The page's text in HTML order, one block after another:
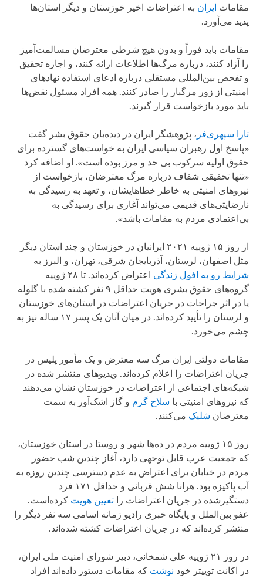
مقامات ایران به اعتراضات اخیر خوزستان و دیگر استان‌ها
پدید می‌آورد.
مقامات باید فوراً و بدون هیچ شرطی معترضان مسالمت‌آمیز
را آزاد کنند، درباره مرگ‌ها اطلاعات ارائه کنند، و اجازه تحقیق
و تفحص بین‌المللی مستقلی درباره ادعای استفاده نهادهای
امنیتی از زور مرگبار را صادر کنند. همه افراد مسئول نقض‌ها
باید مورد بازخواست قرار گیرند.
تارا سپهری‌فر ، پژوهشگر ایران در دیده‌بان حقوق بشر گفت
«پاسخ اول رهبران سیاسی ایران به خواست‌های گسترده برای
حقوق اولیه سرکوب بی حد و مرز بوده است». او اضافه کرد
«تنها تحقیقی شفاف درباره مرگ معترضان، بازخواست از
نیروهای امنیتی به خاطر خطاهایشان، و تعهد به رسیدگی به
نارضایتی‌های قدیمی می‌تواند آغازی برای رسیدگی به
بی‌اعتمادی مردم به مقامات باشد».
از روز ۱۵ ژوییه ۲۰۲۱ ایرانیان در خوزستان و چند استان دیگر
مثل اصفهان، لرستان، آذربایجان شرقی، تهران، و البرز به
شرایط رو به افول زندگی
اعتراض کرده‌اند. تا ۲۸ ژوییه
گروه‌های حقوق بشری هویت حداقل ۹ نفر کشته شده با گلوله
یا در اثر جراحات در جریان اعتراضات در استان‌های خوزستان
و لرستان را تأیید کرده‌اند. در میان آنان یک پسر ۱۷ ساله نیز به
چشم می‌خورد.
مقامات دولتی ایران مرگ سه معترض و یک مأمور پلیس در
جریان اعتراضات را اعلام کرده‌اند. ویدیوهای منتشر شده در
شبکه‌های اجتماعی از اعتراضات در خوزستان نشان می‌دهند
که نیروهای امنیتی با سلاح گرم و گاز اشک‌آور به سمت
معترضان شلیک می‌کنند.
روز ۱۵ ژوییه مردم در ده‌ها شهر و روستا در استان خوزستان،
که جمعیت عرب قابل توجهی دارد، آغاز چندین شب حضور
مردم در خیابان برای اعتراض به عدم دسترسی چندین روزه به
آب پاکیزه بود. هرانا شش قربانی و حداقل ۱۷۱ فرد
دستگیرشده در جریان اعتراضات را تعیین هویت کرده‌است.
عفو بین‌الملل و پایگاه خبری رادیو زمانه اسامی سه نفر دیگر را
منتشر کرده‌اند که در جریان اعتراضات کشته شده‌اند.
در روز ۲۱ ژوییه علی شمخانی، دبیر شورای امنیت ملی ایران،
در اکانت توییتر خود نوشت که مقامات دستور داده‌اند افراد